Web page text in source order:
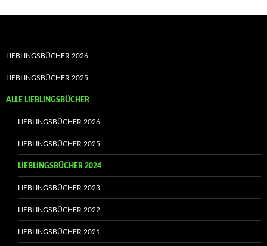
LIEBLINGSBÜCHER 2026
LIEBLINGSBÜCHER 2025
ALLE LIEBLINGSBÜCHER
LIEBLINGSBÜCHER 2026
LIEBLINGSBÜCHER 2025
LIEBLINGSBÜCHER 2024
LIEBLINGSBÜCHER 2023
LIEBLINGSBÜCHER 2022
LIEBLINGSBÜCHER 2021